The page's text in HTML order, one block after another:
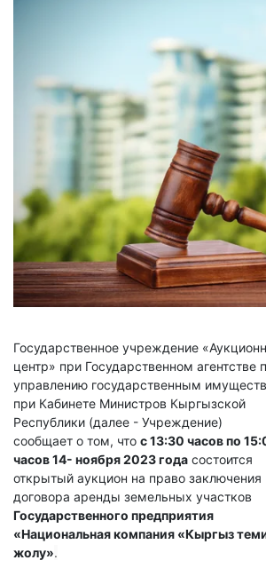
Государственное учреждение
центр» при Государственном агентстве
управлению государственным
при Кабинете Министров Кыргызской
Республики (далее - Учреждение)
сообщает о том, что с 13:30 часов по
часов 14- ноября 2023 года состоится
открытый аукцион на право заключения
договора аренды земельных участков
Государственного предприятия
«Национальная компания «Кыргыз
жолу».